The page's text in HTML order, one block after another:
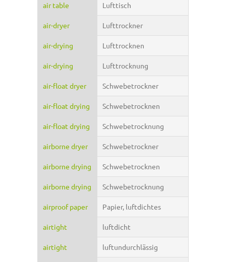
air table Lufttisch
air-dryer Lufttrockner
air-drying Lufttrocknen
air-drying Lufttrocknung
air-float dryer Schwebetrockner
air-float drying Schwebetrocknen
air-float drying Schwebetrocknung
airborne dryer Schwebetrockner
airborne drying Schwebetrocknen
airborne drying Schwebetrocknung
airproof paper Papier, luftdichtes
airtight luftdicht
airtight luftundurchlässig